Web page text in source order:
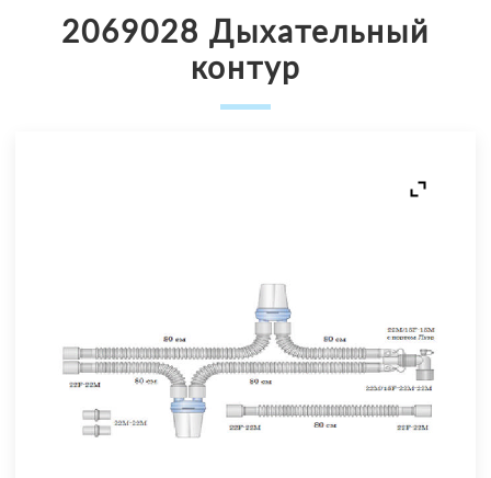
2069028 Дыхательный
контур